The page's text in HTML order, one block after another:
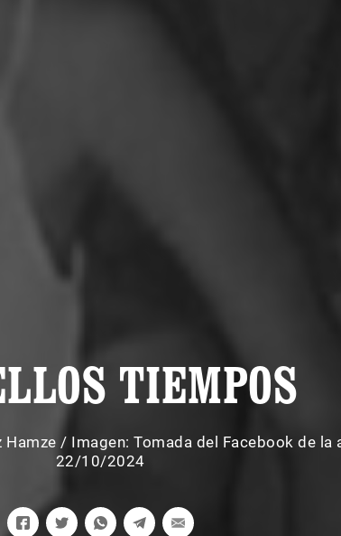
TIEMPOS
Hamze / Imagen: Tomada del Facebook de la
22/10/2024